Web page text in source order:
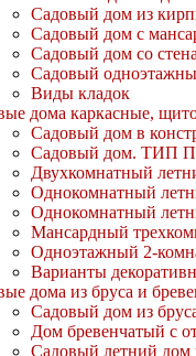
Садовый дом из
Садовый дом с
Садовый дом со
Садовый
Виды кладок
дома каркасные,
Садовый дом в
Садовый дом. ТИП П
Двухкомнатный
Однокомнатный
Однокомнатный
Мансардный
Одноэтажный 2-
Варианты
дома из бруса и
Садовый дом из
Дом бревенчатый с
Садовый летний дом